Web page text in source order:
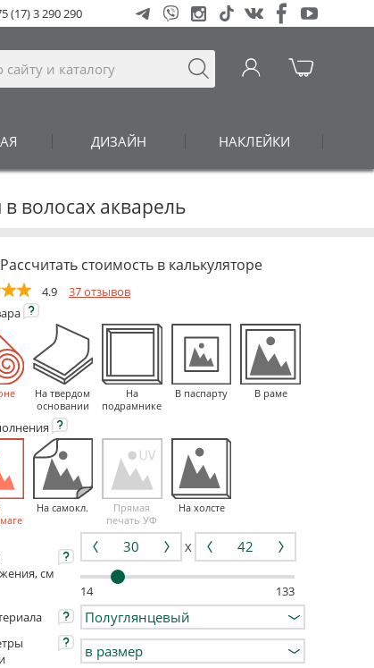
ДИЗАЙН НАКЛЕЙКИ
(17) 3 290 290
волосах акварель
Рассчитать стоимость в калькуляторе
4.9
37 отзывов
На твердом
основании
На
подрамнике
В паспарту В раме
На самокл.
Прямая
печать УФ
На холсте
см
X
14
133